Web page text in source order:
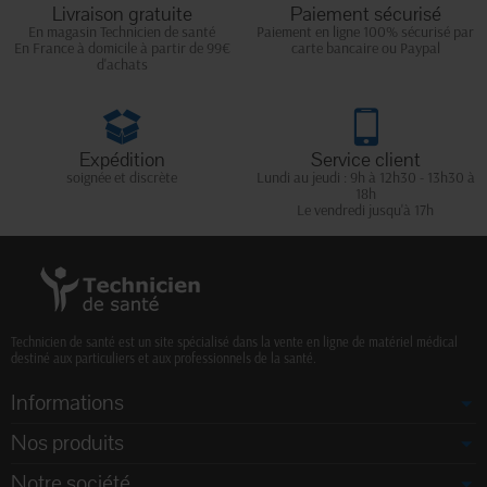
Livraison gratuite
En magasin Technicien de santé
En France à domicile à partir de 99€
d'achats
Paiement sécurisé
Paiement en ligne 100% sécurisé par
carte bancaire ou Paypal
Expédition
soignée et discrète
Service client
Lundi au jeudi : 9h à 12h30 - 13h30 à
18h
Le vendredi jusqu'à 17h
Technicien de santé est un site spécialisé dans la vente en ligne de matériel médical
destiné aux particuliers et aux professionnels de la santé.
Informations
Nos produits